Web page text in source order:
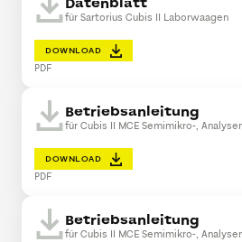
für Sartorius Cubis II Laborwaagen
DOWNLOAD
PDF
Betriebsanleitung
für Cubis II MCE Semimikro-,
DOWNLOAD
PDF
Betriebsanleitung
für Cubis II MCE Semimikro-,